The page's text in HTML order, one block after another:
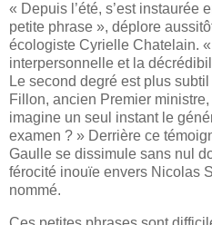
« Depuis l’été, s’est instaurée
petite phrase », déplore
écologiste Cyrielle Chatelain.
interpersonnelle et la
Le second degré est plus
Fillon, ancien Premier
imagine un seul instant le
examen ? » Derrière ce
Gaulle se dissimule sans nul
férocité inouïe envers Nicolas
nommé.